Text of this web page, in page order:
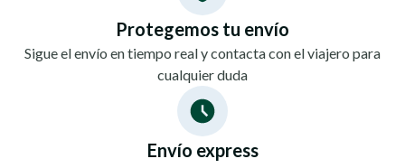
Protegemos tu envío
Sigue el envío en tiempo real y contacta con el viajero para
cualquier duda
Envío express